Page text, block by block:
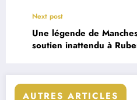
Next post
Une légende de
soutien inattendu à
AUTRES ARTICLES